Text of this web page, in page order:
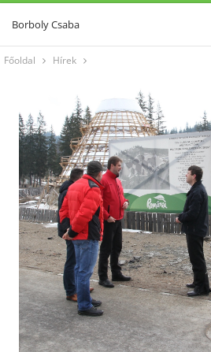
Borboly Csaba
Főoldal Hírek